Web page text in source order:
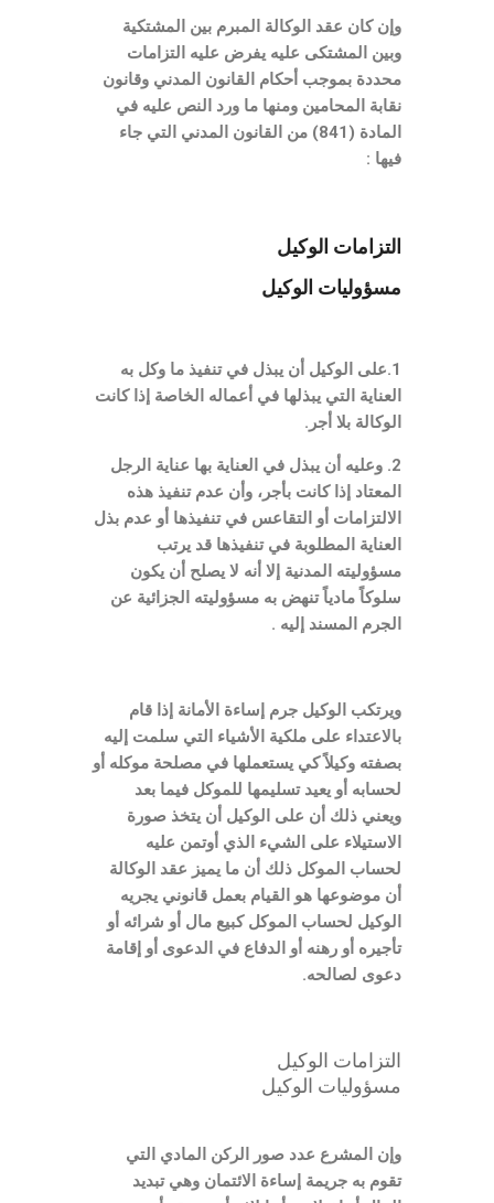
وإن كان عقد الوكالة المبرم بين المشتكية
وبين المشتكى عليه يفرض عليه التزامات
محددة بموجب أحكام القانون المدني وقانون
نقابة المحامين ومنها ما ورد النص عليه في
المادة ( 841)
من القانون المدني التي جاء
فيها :
التزامات الوكيل
مسؤوليات الوكيل
1. على الوكيل أن يبذل في تنفيذ ما وكل به
العناية التي يبذلها في أعماله الخاصة إذا كانت
الوكالة بلا أجر .
2. وعليه أن يبذل في العناية بها عناية الرجل
المعتاد إذا كانت بأجر، وأن عدم تنفيذ هذه
الالتزامات أو التقاعس في تنفيذها أو عدم بذل
العناية المطلوبة في تنفيذها قد يرتب
مسؤوليته المدنية إلا أنه لا يصلح أن يكون
سلوكاً مادياً تنهض به مسؤوليته الجزائية عن
الجرم المسند إليه .
ويرتكب الوكيل جرم إساءة الأمانة إذا قام
بالاعتداء على ملكية الأشياء التي سلمت إليه
بصفته وكيلاً كي يستعملها في مصلحة موكله أو
لحسابه أو يعيد تسليمها للموكل فيما بعد
ويعني ذلك أن على الوكيل أن يتخذ صورة
الاستيلاء على الشيء الذي أوتمن عليه
لحساب الموكل ذلك أن ما يميز عقد الوكالة
أن موضوعها هو القيام بعمل قانوني يجريه
الوكيل لحساب الموكل كبيع مال أو شرائه أو
تأجيره أو رهنه أو الدفاع في الدعوى أو إقامة
دعوى لصالحه.
التزامات الوكيل
مسؤوليات الوكيل
وإن المشرع عدد صور الركن المادي التي
تقوم به جريمة إساءة الائتمان وهي تبديد